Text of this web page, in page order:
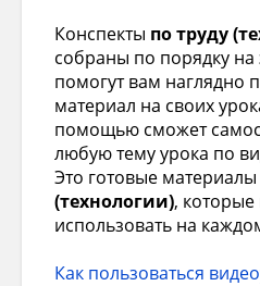
Конспекты по труду
собраны по порядку на
помогут вам наглядно
материал на своих
помощью сможет
любую тему урока по
Это готовые материалы
(технологии),
использовать на
Как пользоваться